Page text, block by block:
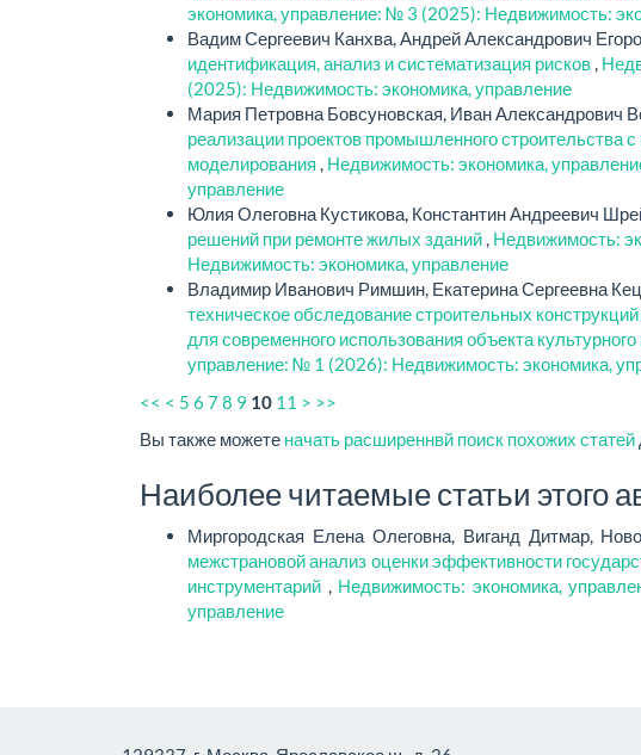
экономика, управление: № 3 (2025): Недвижимость:
Вадим Сергеевич Канхва, Андрей Александрович
идентификация, анализ и систематизация рисков,
(2025): Недвижимость: экономика, управление
Мария Петровна Бовсуновская, Иван Александрович
реализации проектов промышленного строительства
моделирования , Недвижимость: экономика,
управление
Юлия Олеговна Кустикова, Константин Андреевич
решений при ремонте жилых зданий, Недвижимость:
Недвижимость: экономика, управление
Владимир Иванович Римшин, Екатерина Сергеевна
техническое обследование строительных
для современного использования объекта
управление: № 1 (2026): Недвижимость: экономика,
<< < 5 6 78 9 10 11 > >>
Вы также можете начать расширеннвй поиск похожих статей
Наиболее читаемые статьи этого
Миргородская Елена Олеговна, Виганд Дитмар,
межстрановой анализ оценки эффективности
инструментарий
Недвижимость: экономика,
управление